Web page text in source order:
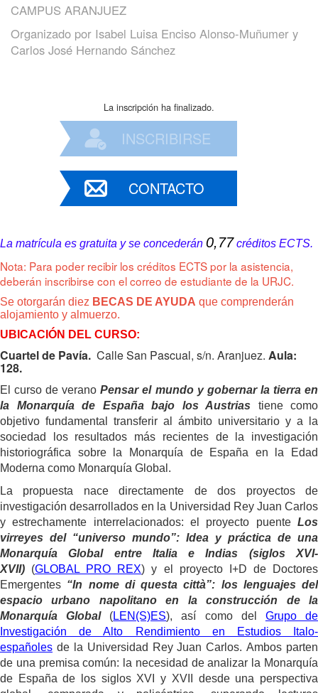
CAMPUS ARANJUEZ
Organizado por Isabel Luisa Enciso Alonso-Muñumer y
Carlos José Hernando Sánchez
La inscripción ha finalizado.
INSCRIBIRSE
CONTACTO
La matrícula es gratuita y se concederán 0,77 créditos ECTS.
Nota: Para poder recibir los créditos ECTS por la asistencia,
deberán inscribirse con el correo de estudiante de la URJC.
Se otorgarán diez BECAS DE AYUDA que comprenderán
alojamiento y almuerzo.
UBICACIÓN DEL CURSO:
Cuartel de Pavía. Calle San Pascual, s/n. Aranjuez. Aula:
128.
El curso de veranoPensar el mundo y gobernar la tierra en
la Monarquía de España bajo los Austrias tiene como
objetivo fundamental transferir al ámbito universitario y a la
sociedad los resultados más recientes de la investigación
historiográfica sobre la Monarquía de España en la Edad
Moderna como Monarquía Global.
La propuesta nace directamente de dos proyectos de
investigación desarrollados en la Universidad Rey Juan Carlos
y estrechamente interrelacionados: el proyecto puente Los
virreyes del “universo mundo”: Idea y práctica de una
Monarquía Global entre Italia e Indias (siglos XVI-
XVII) (GLOBAL PRO REX) y el proyecto I+D de Doctores
Emergentes “In nome di questa città”: los lenguajes del
espacio urbano napolitano en la construcción de la
Monarquía Global (LEN(S)ES), así como del Grupo de
Investigación de Alto Rendimiento en Estudios Italo-
españoles de la Universidad Rey Juan Carlos. Ambos parten
de una premisa común: la necesidad de analizar la Monarquía
de España de los siglos XVI y XVII desde una perspectiva